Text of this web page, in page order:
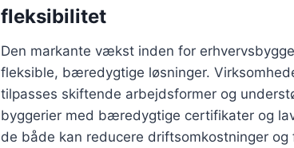
fleksibilitet
Den markante vækst inden for
fleksible, bæredygtige løsninger.
tilpasses skiftende arbejdsformer og
byggerier med bæredygtige certifikater og
de både kan reducere driftsomkostninger